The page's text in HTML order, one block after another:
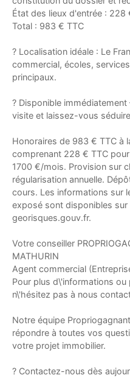
État des lieux d'entrée : 228
Total : 983 € TTC
? Localisation idéale : Le
commercial, écoles,
principaux.
? Disponible
visite et laissez-vous
Honoraires de 983 € TTC à
comprenant 228 € TTC
1700 €/mois. Provision sur
régularisation annuelle.
cours. Les informations sur
exposé sont disponibles sur
georisques.gouv.fr.
Votre conseiller
MATHURIN
Agent commercial
Pour plus d\'informations ou
n\'hésitez pas à nous
Notre équipe
répondre à toutes vos
votre projet immobilier.
? Contactez-nous dès